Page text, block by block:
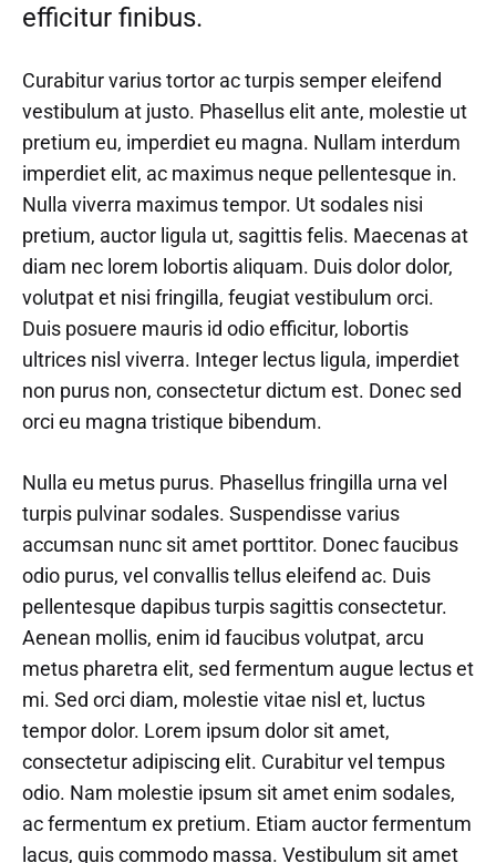
efficitur finibus.
Curabitur varius tortor ac turpis semper eleifend
vestibulum at justo. Phasellus elit ante, molestie ut
pretium eu, imperdiet eu magna. Nullam interdum
imperdiet elit, ac maximus neque pellentesque in.
Nulla viverra maximus tempor. Ut sodales nisi
pretium, auctor ligula ut, sagittis felis. Maecenas at
diam nec lorem lobortis aliquam. Duis dolor dolor,
volutpat et nisi fringilla, feugiat vestibulum orci.
Duis posuere mauris id odio efficitur, lobortis
ultrices nisl viverra. Integer lectus ligula, imperdiet
non purus non, consectetur dictum est. Donec sed
orci eu magna tristique bibendum.
Nulla eu metus purus. Phasellus fringilla urna vel
turpis pulvinar sodales. Suspendisse varius
accumsan nunc sit amet porttitor. Donec faucibus
odio purus, vel convallis tellus eleifend ac. Duis
pellentesque dapibus turpis sagittis consectetur.
Aenean mollis, enim id faucibus volutpat, arcu
metus pharetra elit, sed fermentum augue lectus et
mi. Sed orci diam, molestie vitae nisl et, luctus
tempor dolor. Lorem ipsum dolor sit amet,
consectetur adipiscing elit. Curabitur vel tempus
odio. Nam molestie ipsum sit amet enim sodales,
ac fermentum ex pretium. Etiam auctor fermentum
lacus, quis commodo massa. Vestibulum sit amet